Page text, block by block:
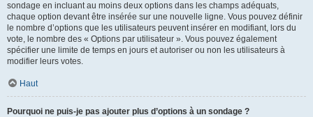
sondage en incluant au moins deux options dans les champs adéquats,
chaque option devant être insérée sur une nouvelle ligne. Vous pouvez définir
le nombre d’options que les utilisateurs peuvent insérer en modifiant, lors du
vote, le nombre des « Options par utilisateur ». Vous pouvez également
spécifier une limite de temps en jours et autoriser ou non les utilisateurs à
modifier leurs votes.
Haut
Pourquoi ne puis-je pas ajouter plus d’options à un sondage ?